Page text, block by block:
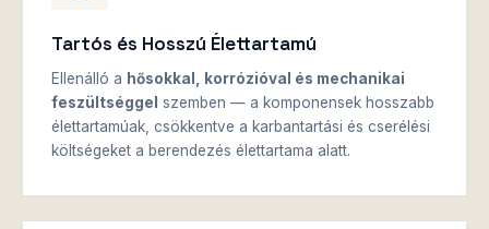
Tartós és Hosszú Élettartamú
Ellenálló a hősokkal, korrózióval és mechanikai
feszültséggel szemben — a komponensek hosszabb
élettartamúak, csökkentve a karbantartási és cserélési
költségeket a berendezés élettartama alatt.